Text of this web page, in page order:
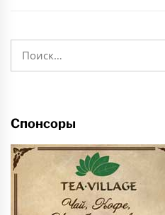
Спонсоры